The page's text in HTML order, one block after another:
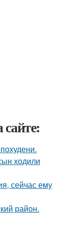
ходили
сейчас ему
район.